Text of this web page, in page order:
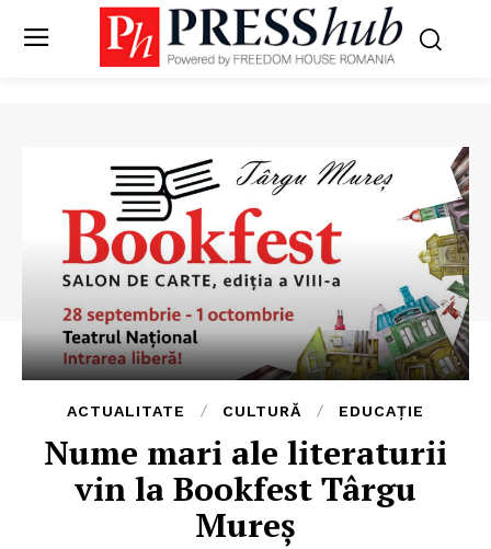
ACTUALITATE CULTURĂ EDUCAȚIE
Nume mari ale literaturii
vin la Bookfest Târgu
Mureș